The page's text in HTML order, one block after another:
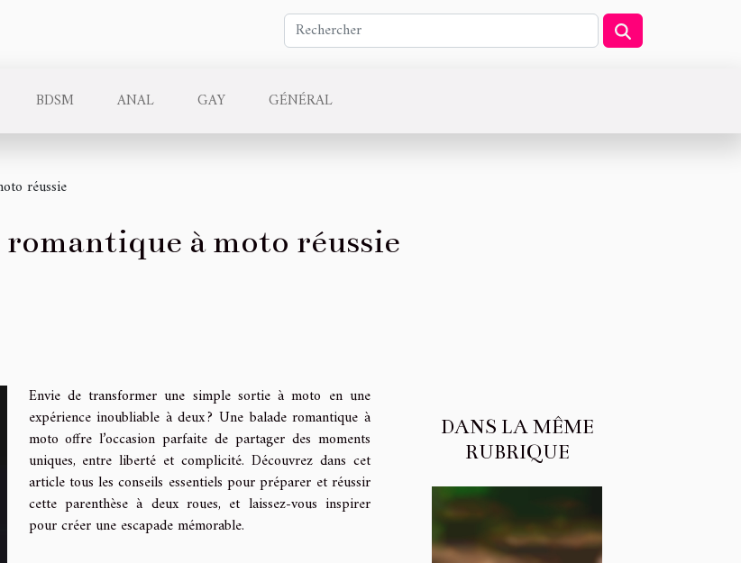
BDSM ANAL GAY GÉNÉRAL
réussie
à moto réussie
Envie de transformer une simple sortie à moto en une
expérience inoubliable à deux ? Une balade romantique à
moto offre l’occasion parfaite de partager des moments
uniques, entre liberté et complicité. Découvrez dans cet
article tous les conseils essentiels pour préparer et réussir
cette parenthèse à deux roues, et laissez-vous inspirer
pour créer une escapade mémorable.
DANS LA MÊME
RUBRIQUE